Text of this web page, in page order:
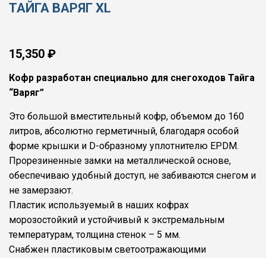
ТАЙГА ВАРЯГ XL
15,350 ₽
Кофр разработан специально для снегоходов Тайга
“Варяг”
Это большой вместительный кофр, объемом до 160
литров, абсолютно герметичный, благодаря особой
форме крышки и D-образному уплотнителю EPDM.
Прорезиненные замки на металлической основе,
обеспечиваю удобный доступ, не забиваются снегом и
не замерзают.
Пластик используемый в наших кофрах
морозостойкий и устойчивый к экстремальным
температурам, толщина стенок – 5 мм.
Снабжен пластиковым светоотражающими